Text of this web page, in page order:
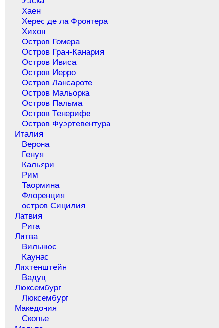
Хаен
Херес де ла Фронтера
Хихон
Остров Гомера
Остров Гран-Канария
Остров Ивиса
Остров Иерро
Остров Лансароте
Остров Мальорка
Остров Пальма
Остров Тенерифе
Остров Фуэртевентура
Италия
Верона
Генуя
Кальяри
Рим
Таормина
Флоренция
остров Сицилия
Латвия
Рига
Литва
Вильнюс
Каунас
Лихтенштейн
Вадуц
Люксембург
Люксембург
Македония
Скопье